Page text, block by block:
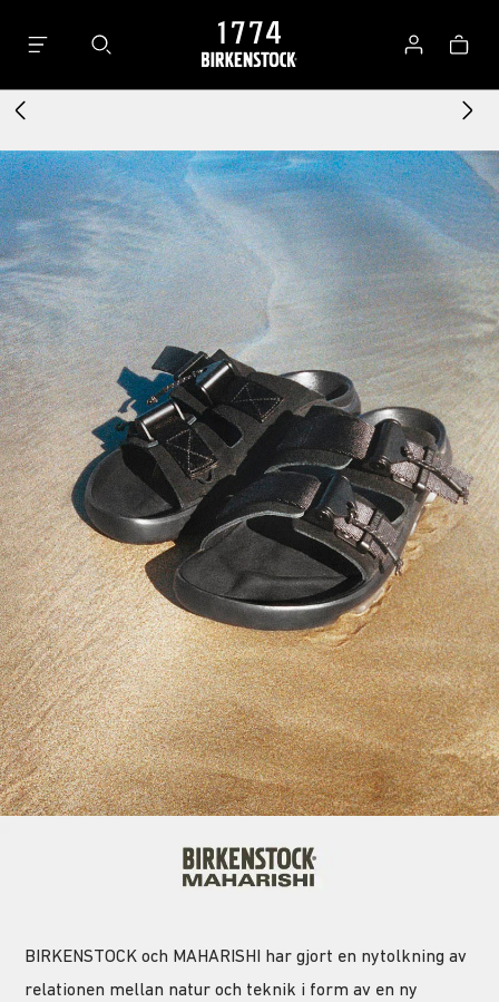
Logga
in
BIRKENSTOCK och MAHARISHI har gjort en nytolkning av
relationen mellan natur och teknik i form av en ny